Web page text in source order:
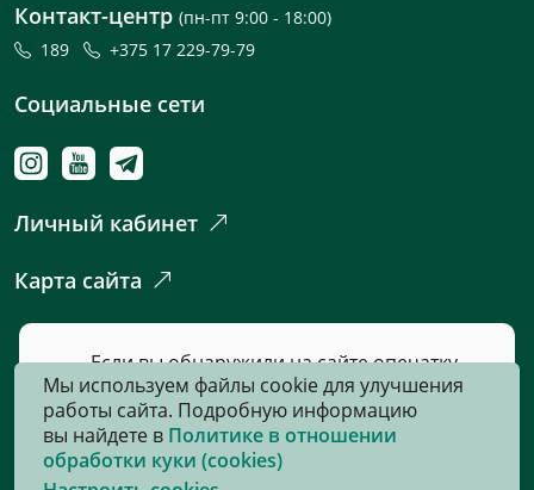
Контакт-центр (пн-пт 9:00 - 18:00)
189
+375 17 229-79-79
Социальные сети
Личный кабинет
Карта сайта
Если вы обнаружили на сайте опечатку
или неточность, пожалуйста, нажмите
сюдаи сообщите нам об этом.
Мы используем файлы cookie для улучшения
работы сайта. Подробную информацию
вы найдете в Политике в отношении
обработки куки (cookies)